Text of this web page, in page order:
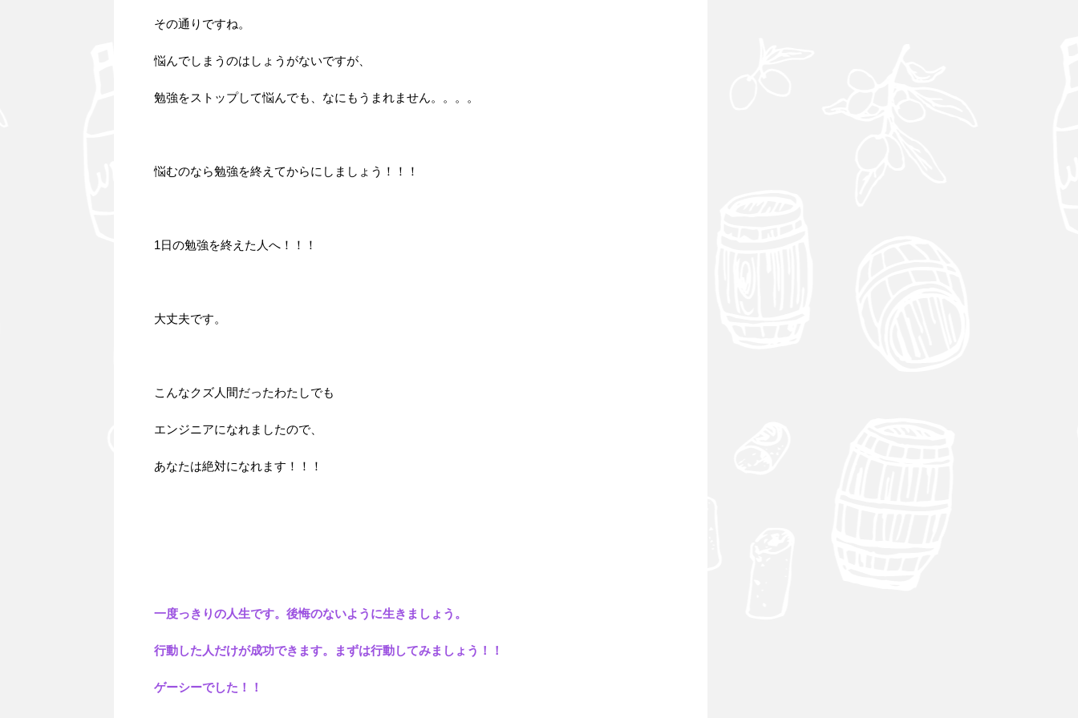
その通りですね。
悩んでしまうのはしょうがないですが、
勉強をストップして悩んでも、なにもうまれません。。。。
悩むのなら勉強を終えてからにしましょう！！！
1日の勉強を終えた人へ！！！
大丈夫です。
こんなクズ人間だったわたしでも
エンジニアになれましたので、
あなたは絶対になれます！！！
一度っきりの人生です。後悔のないように生きましょう。
行動した人だけが成功できます。まずは行動してみましょう！！
ゲーシーでした！！